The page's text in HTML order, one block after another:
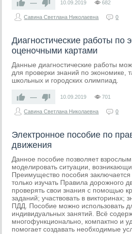
— 10.09.2019 682
Савина Светлана Николаевна 0
Диагностические работы по
оценочными картами
Данные диагностические работы
для проверки знаний по экономике,
школьных и городских олимпиад.
— 10.09.2019 701
Савина Светлана Николаевна 0
Электронное пособие по
движения
Данное пособие позволяет
моделировать ситуации,
Преимущество пособия
только изучать Правила дорожного
проверять свои знания с помощью
заданий; участвовать в викторинах;
ПДД. Пособие можно использовать
индивидуальных занятий. Всё
многофункционально, компактно и
помогает создавать необходимые